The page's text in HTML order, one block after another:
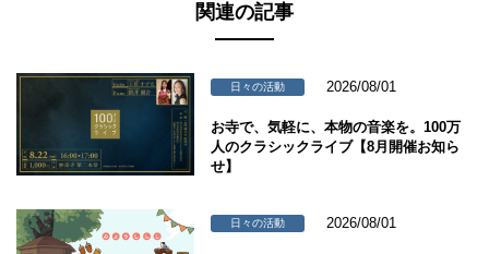
関連の記事
日々の活動 2026/08/01
お寺で、気軽に、本物の音楽を。100万
人のクラシックライブ【8月開催お知ら
せ】
日々の活動 2026/08/01